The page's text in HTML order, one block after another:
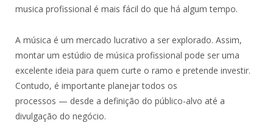
musica profissional é mais fácil do que há algum tempo.
A música é um mercado lucrativo a ser explorado. Assim,
montar um estúdio de música profissional pode ser uma
excelente ideia para quem curte o ramo e pretende investir.
Contudo, é importante planejar todos os
processos — desde a definição do público-alvo até a
divulgação do negócio.